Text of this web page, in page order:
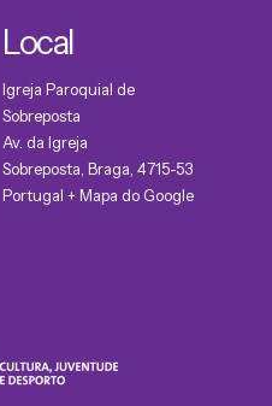
Local
Igreja Paroquial de
Sobreposta
Av. da Igreja
Sobreposta, Braga 4715-53
Portugal + Mapa do Google